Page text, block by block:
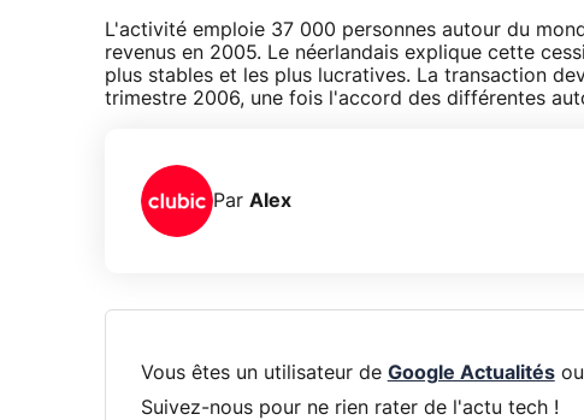
L'activité emploie 37 000 personnes autour du
revenus en 2005. Le néerlandais explique cette
plus stables et les plus lucratives. La transaction
trimestre 2006, une fois l'accord des différentes
Par Alex
Vous êtes un utilisateur de Google Actualitésou
Suivez-nous pour ne rien rater de l'actu tech !